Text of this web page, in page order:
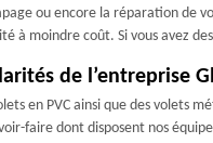
ou encore la réparation de
à moindre coût. Si vous avez
de l’entreprise
en PVC ainsi que des volets
faire dont disposent nos